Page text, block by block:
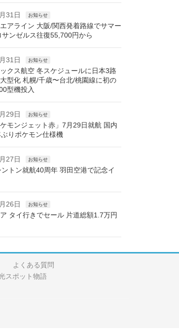
31日 お知らせ
アライン 大阪/関西発着路線でサマー
サンゼルス往復55,700円から
31日 お知らせ
クス航空 冬スケジュールに日本3路
型化 札幌/千歳〜台北/桃園線に初の
型機投入
29日 お知らせ
モンジェット赤」7月29日就航 国内
りポケモン仕様機
27日 お知らせ
ントン就航40周年 羽田空港で記念イ
26日 お知らせ
タイ行きでセール 片道総額1.7万円
よくある質問
スポット物語